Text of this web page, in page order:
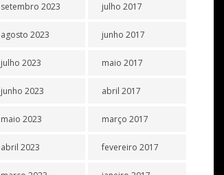
setembro 2023
agosto 2023
julho 2023
junho 2023
maio 2023
abril 2023
julho 2017
junho 2017
maio 2017
abril 2017
março 2017
fevereiro 2017